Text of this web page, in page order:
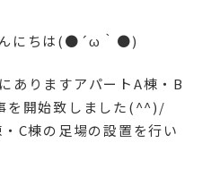
んにちは(●´ω｀●)
ありますアパートA棟・B
を開始致しました(^^)/
C棟の足場の設置を行い